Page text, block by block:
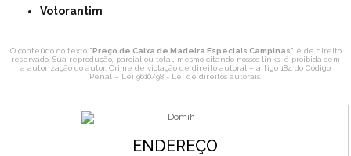
Votorantim
O conteúdo do texto "Preço de Caixa de Madeira Especiais Campinas" é de direito
reservado. Sua reprodução, parcial ou total, mesmo citando nossos links, é proibida sem
a autorização do autor. Crime de violação de direito autoral – artigo 184 do Código
Penal – Lei 9610/98 - Lei de direitos autorais
ENDEREÇO